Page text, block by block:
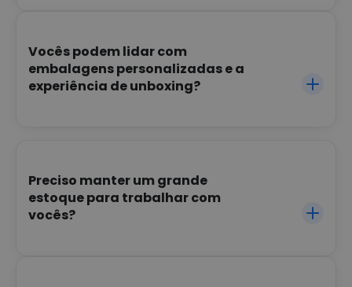
Vocês podem lidar com
embalagens personalizadas e a
experiência de unboxing?
Preciso manter um grande
estoque para trabalhar com
vocês?